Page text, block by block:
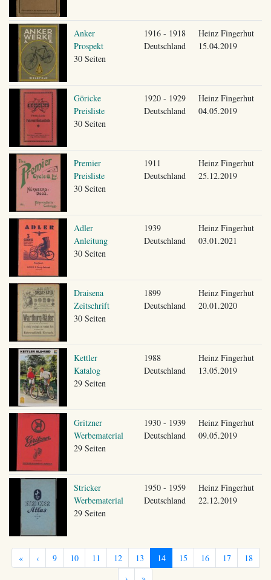
Anker
Prospekt
30 Seiten
1916 - 1918
Deutschland
Heinz Fingerhut
15.04.2019
Göricke
Preisliste
30 Seiten
1920 - 1929
Deutschland
Heinz Fingerhut
04.05.2019
Premier
Preisliste
30 Seiten
1911
Deutschland
Heinz Fingerhut
25.12.2019
Adler
Anleitung
30 Seiten
1939
Deutschland
Heinz Fingerhut
03.01.2021
Draisena
Zeitschrift
30 Seiten
1899
Deutschland
Heinz Fingerhut
20.01.2020
Kettler
Katalog
29 Seiten
1988
Deutschland
Heinz Fingerhut
13.05.2019
Gritzner
Werbematerial
29 Seiten
1930 - 1939
Deutschland
Heinz Fingerhut
09.05.2019
Stricker
Werbematerial
29 Seiten
1950 - 1959
Deutschland
Heinz Fingerhut
22.12.2019
« ‹ 9 10 11 12 13 14 15 16 17
18
›
»